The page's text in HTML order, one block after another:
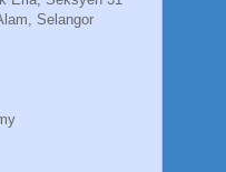
Selangor